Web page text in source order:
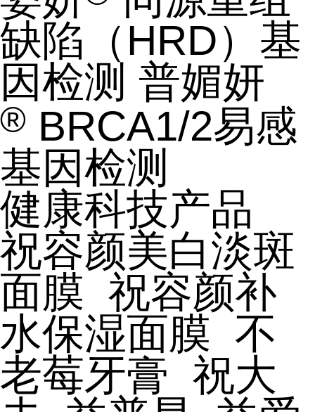
缺陷（HRD）基
因检测 普媚妍
® BRCA1/2易感
基因检测
健康科技产品
祝容颜美白淡斑
面膜 祝容颜补
水保湿面膜 不
老莓牙膏 祝大